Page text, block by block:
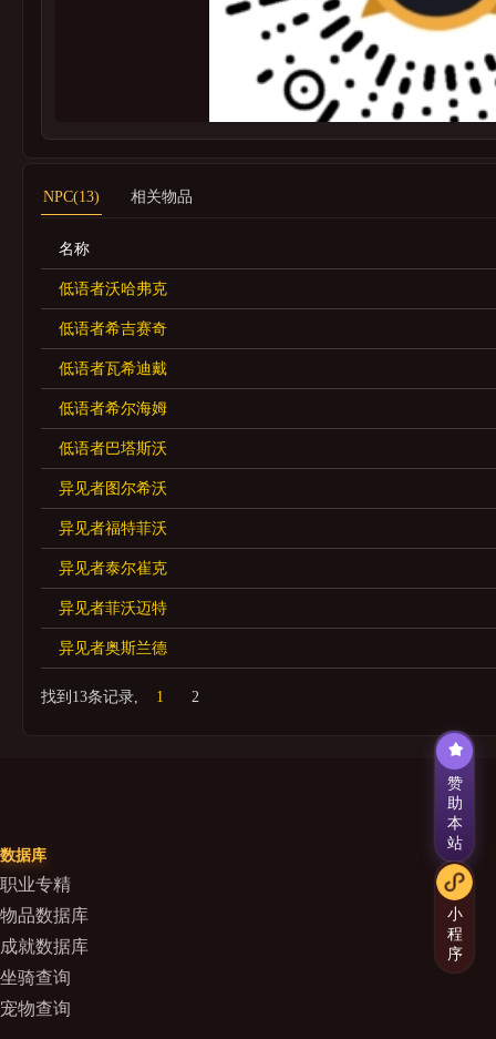
NPC(13) 相关物品
名称
低语者沃哈弗克
低语者希吉赛奇
低语者瓦希迪戴
低语者希尔海姆
低语者巴塔斯沃
异见者图尔希沃
异见者福特菲沃
异见者泰尔崔克
异见者菲沃迈特
异见者奥斯兰德
找到13条记录, 1 2
数据库
职业专精
物品数据库
成就数据库
坐骑查询
宠物查询
赞
助
本
站
小
程
序